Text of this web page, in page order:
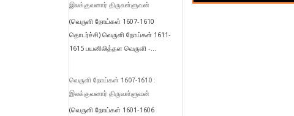
இலக்குவனார் திருவள்ளுவன்
(வெருளி நோய்கள் 1607-1610
தொடர்ச்சி) வெருளி நோய்கள் 1611-
1615 பயனிலித்தள வெருளி -...
வெருளி நோய்கள் 1607-1610 :
இலக்குவனார் திருவள்ளுவன்
(வெருளி நோய்கள் 1601-1606